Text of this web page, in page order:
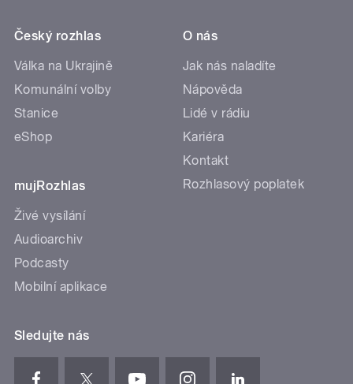
Český rozhlas
Válka na Ukrajině
Komunální volby
Stanice
eShop
mujRozhlas
Živé vysílání
Audioarchiv
Podcasty
Mobilní aplikace
O nás
Jak nás naladíte
Nápověda
Lidé v rádiu
Kariéra
Kontakt
Rozhlasový poplatek
Sledujte nás